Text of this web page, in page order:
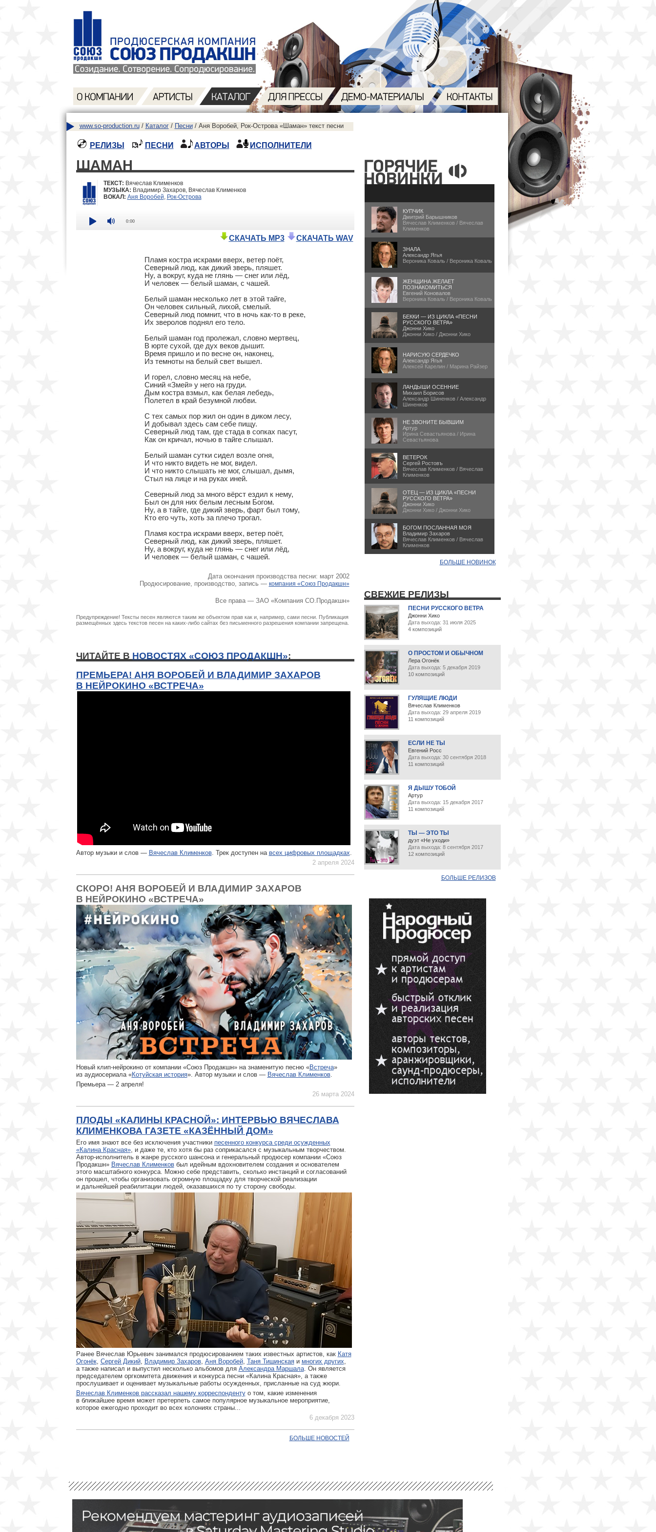
www.so-production.ru/ Каталог/ Песни/ Аня Воробей, Рок-Острова «Шаман» текст песни
РЕЛИЗЫ ПЕСНИ АВТОРЫ ИСПОЛНИТЕЛИ
ШАМАН
ТЕКСТ: Вячеслав Клименков
МУЗЫКА: Владимир Захаров, Вячеслав Клименков
ВОКАЛ: Аня Воробей Рок-Острова
0:00
СКАЧАТЬ MP3 СКАЧАТЬ WAV
Пламя костра искрами вверх, ветер поёт,
Северный люд, как дикий зверь, пляшет.
Ну, а вокруг, куда не глянь — снег или лёд,
И человек — белый шаман, с чашей.
Белый шаман несколько лет в этой тайге,
Он человек сильный, лихой, смелый.
Северный люд помнит, что в ночь как-то в реке,
Их зверолов поднял его тело.
Белый шаман год пролежал, словно мертвец,
В юрте сухой, где дух веков дышит.
Время пришло и по весне он, наконец,
Из темноты на белый свет вышел.
И горел, словно месяц на небе,
Синий «Змей» у него на груди.
Дым костра взмыл, как белая лебедь,
Полетел в край безумной любви.
С тех самых пор жил он один в диком лесу,
И добывал здесь сам себе пищу.
Северный люд там, где стада в сопках пасут,
Как он кричал, ночью в тайге слышал.
Белый шаман сутки сидел возле огня,
И что никто видеть не мог, видел.
И что никто слышать не мог, слышал, дымя,
Стыл на лице и на руках иней.
Северный люд за много вёрст ездил к нему,
Был он для них белым лесным Богом.
Ну, а в тайге, где дикий зверь, фарт был тому,
Кто его чуть, хоть за плечо трогал.
Пламя костра искрами вверх, ветер поёт,
Северный люд, как дикий зверь, пляшет.
Ну, а вокруг, куда не глянь — снег или лёд,
И человек — белый шаман, с чашей.
Дата окончания производства песни: март 2002
Продюсирование, производство, запись — компания «Союз Продакшн»
Все права — ЗАО «Компания СО.Продакшн»
Предупреждение! Тексты песен являются таким же объектом прав как и, например, сами песни. Публикация
размещённых здесь текстов песен на каких-либо сайтах без письменного разрешения компании запрещена.
ЧИТАЙТЕ В НОВОСТЯХ «СОЮЗ ПРОДАКШН»:
ПРЕМЬЕРА! АНЯ ВОРОБЕЙ И ВЛАДИМИР ЗАХАРОВ
В НЕЙРОКИНО «ВСТРЕЧА»
Автор музыки и слов — Вячеслав Клименков. Трек доступен на всех цифровых площадках
2 апреля 2024
СКОРО! АНЯ ВОРОБЕЙ И ВЛАДИМИР ЗАХАРОВ
В НЕЙРОКИНО «ВСТРЕЧА»
Новый клип-нейрокино от компании «Союз Продакшн» на знаменитую песню «Встреча»
из аудиосериала «Котуйская история». Автор музыки и слов — Вячеслав Клименков.
Премьера — 2 апреля!
26 марта 2024
ПЛОДЫ «КАЛИНЫ КРАСНОЙ»: ИНТЕРВЬЮ ВЯЧЕСЛАВА
КЛИМЕНКОВА ГАЗЕТЕ «КАЗЁННЫЙ ДОМ»
Его имя знают все без исключения участники песенного конкурса среди осужденных
«Калина Красная», и даже те, кто хотя бы раз соприкасался с музыкальным творчеством.
Автор-исполнитель в жанре русского шансона и генеральный продюсер компании «Союз
Продакшн» Вячеслав Клименковбыл идейным вдохновителем создания и основателем
этого масштабного конкурса. Можно себе представить, сколько инстанций и согласований
он прошел, чтобы организовать огромную площадку для творческой реализации
и дальнейшей реабилитации людей, оказавшихся по ту сторону свободы.
Ранее Вячеслав Юрьевич занимался продюсированием таких известных артистов, как Катя
Огонёк, Сергей Дикий, Владимир Захаров, Аня Воробей, Таня Тишинскаяи многих других
а также написал и выпустил несколько альбомов для Александра Маршала. Он является
председателем оргкомитета движения и конкурса песни «Калина Красная», а также
прослушивает и оценивает музыкальные работы осужденных, присланные на суд жюри.
Вячеслав Клименков рассказал нашему корреспондентуо том, какие изменения
в ближайшее время может претерпеть самое популярное музыкальное мероприятие,
которое ежегодно проходит во всех колониях страны...
6 декабря 2023
БОЛЬШЕ НОВОСТЕЙ
КУПЧИК
Дмитрий Барышников
Вячеслав Клименков / Вячеслав
Клименков
ЗНАЛА
Александр Ягья
Вероника Коваль / Вероника Коваль
ЖЕНЩИНА ЖЕЛАЕТ
ПОЗНАКОМИТЬСЯ
Евгений Коновалов
Вероника Коваль / Вероника Коваль
БЕККИ — ИЗ ЦИКЛА «ПЕСНИ
РУССКОГО ВЕТРА»
Джонни Хико
Джонни Хико / Джонни Хико
НАРИСУЮ СЕРДЕЧКО
Александр Ягья
Алексей Карелин / Марина Райзер
ЛАНДЫШИ ОСЕННИЕ
Михаил Борисов
Александр Шиненков / Александр
Шиненков
НЕ ЗВОНИТЕ БЫВШИМ
Артур
Ирина Севастьянова / Ирина
Севастьянова
ВЕТЕРОК
Сергей Ростовъ
Вячеслав Клименков / Вячеслав
Клименков
ОТЕЦ — ИЗ ЦИКЛА «ПЕСНИ
РУССКОГО ВЕТРА»
Джонни Хико
Джонни Хико / Джонни Хико
БОГОМ ПОСЛАННАЯ МОЯ
Владимир Захаров
Вячеслав Клименков / Вячеслав
Клименков
БОЛЬШЕ НОВИНОК
СВЕЖИЕ РЕЛИЗЫ
ПЕСНИ РУССКОГО ВЕТРА
Джонни Хико
Дата выхода: 31 июля 2025
4 композиций
О ПРОСТОМ И ОБЫЧНОМ
Лера Огонёк
Дата выхода: 5 декабря 2019
10 композиций
ГУЛЯЩИЕ ЛЮДИ
Вячеслав Клименков
Дата выхода: 29 апреля 2019
11 композиций
ЕСЛИ НЕ ТЫ
Евгений Росс
Дата выхода: 30 сентября 2018
11 композиций
Я ДЫШУ ТОБОЙ
Артур
Дата выхода: 15 декабря 2017
11 композиций
ТЫ — ЭТО ТЫ
дуэт «Не уходи»
Дата выхода: 8 сентября 2017
12 композиций
БОЛЬШЕ РЕЛИЗОВ